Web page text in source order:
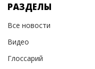
РАЗДЕЛЫ
Все новости
Видео
Глоссарий